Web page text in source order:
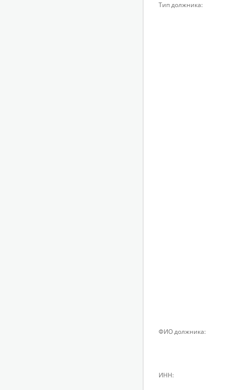
Тип должника:
ФИО должника:
ИНН: